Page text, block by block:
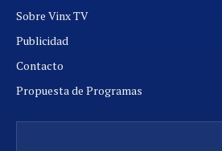
Sobre Vinx TV
Publicidad
Contacto
Propuesta de Programas